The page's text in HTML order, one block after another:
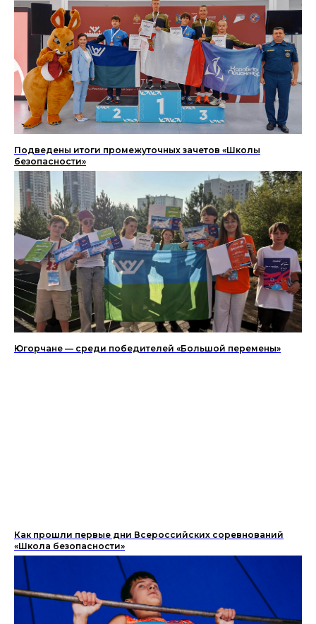
Подведены итоги промежуточных зачетов «Школы
безопасности»
Югорчане — среди победителей «Большой перемены»
Как прошли первые дни Всероссийских соревнований
«Школа безопасности»